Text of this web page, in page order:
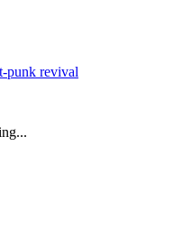
punk revival